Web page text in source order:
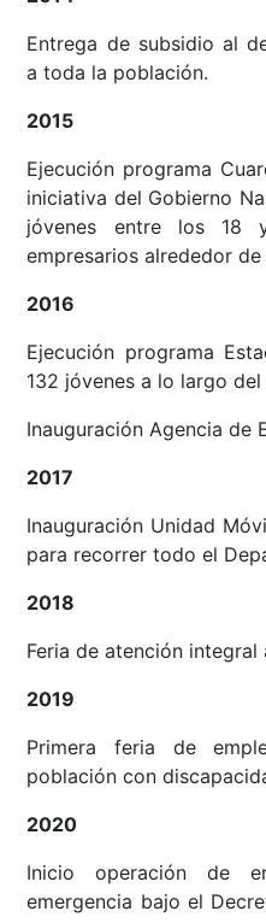
Entrega de subsidio al
a toda la población.
2015
Ejecución programa
iniciativa del Gobierno
jóvenes entre los 18
empresarios alrededor
2016
Ejecución programa
132 jóvenes a lo largo
Inauguración Agencia de
2017
Inauguración Unidad
para recorrer todo el
2018
Feria de atención
2019
Primera feria de
población con
2020
Inicio operación de
emergencia bajo el